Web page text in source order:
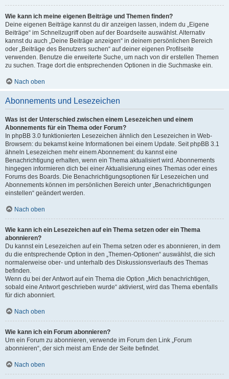
Wie kann ich meine eigenen Beiträge und Themen finden?
Deine eigenen Beiträge kannst du dir anzeigen lassen, indem du „Eigene
Beiträge“ im Schnellzugriff oben auf der Boardseite auswählst. Alternativ
kannst du auch „Deine Beiträge anzeigen“ in deinem persönlichen Bereich
oder „Beiträge des Benutzers suchen“ auf deiner eigenen Profilseite
verwenden. Benutze die erweiterte Suche, um nach von dir erstellen Themen
zu suchen. Trage dort die entsprechenden Optionen in die Suchmaske ein.
Nach oben
Abonnements und Lesezeichen
Was ist der Unterschied zwischen einem Lesezeichen und einem
Abonnements für ein Thema oder Forum?
In phpBB 3.0 funktionierten Lesezeichen ähnlich den Lesezeichen in Web-
Browsern: du bekamst keine Informationen bei einem Update. Seit phpBB 3.1
ähneln Lesezeichen mehr einem Abonnement: du kannst eine
Benachrichtigung erhalten, wenn ein Thema aktualisiert wird. Abonnements
hingegen informieren dich bei einer Aktualisierung eines Themas oder eines
Forums des Boards. Die Benachrichtigungsoptionen für Lesezeichen und
Abonnements können im persönlichen Bereich unter „Benachrichtigungen
einstellen“ geändert werden.
Nach oben
Wie kann ich ein Lesezeichen auf ein Thema setzen oder ein Thema
abonnieren?
Du kannst ein Lesezeichen auf ein Thema setzen oder es abonnieren, in dem
du die entsprechende Option in den „Themen-Optionen“ auswählst, die sich
normalerweise ober- und unterhalb des Diskussionsverlaufs des Themas
befinden.
Wenn du bei der Antwort auf ein Thema die Option „Mich benachrichtigen,
sobald eine Antwort geschrieben wurde“ aktivierst, wird das Thema ebenfalls
für dich abonniert.
Nach oben
Wie kann ich ein Forum abonnieren?
Um ein Forum zu abonnieren, verwende im Forum den Link „Forum
abonnieren“, der sich meist am Ende der Seite befindet.
Nach oben